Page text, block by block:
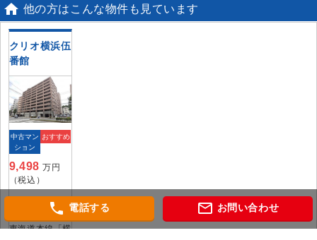
 他の方はこんな物件も見ています
クリオ横浜伍
番館
中古マン
ション
おすすめ
9,498万円
（税込）
神奈川県横浜市
東海道本線「横
phone 電話する mail_outline お問い合わせ